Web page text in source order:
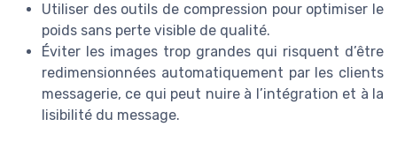
Utiliser des outils de compression pour optimiser le
poids sans perte visible de qualité.
Éviter les images trop grandes qui risquent d’être
redimensionnées automatiquement par les clients
messagerie, ce qui peut nuire à l’intégration et à la
lisibilité du message.